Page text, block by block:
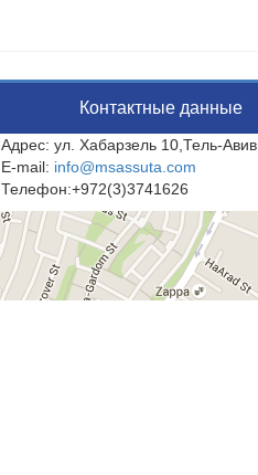
Контактные данные
Адрес: ул. Хабарзель 10,Тель-Авив
E-mail: info@msassuta.com
Телефон:+972(3)3741626